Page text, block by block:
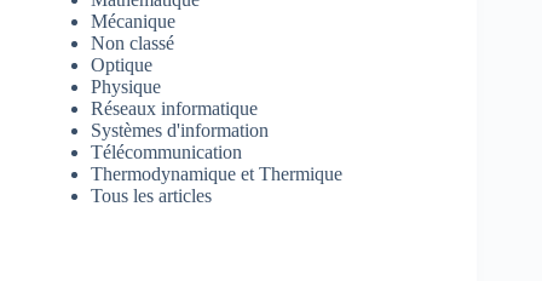
Mécanique
Non classé
Optique
Physique
Réseaux informatique
Systèmes d'information
Télécommunication
Thermodynamique et Thermique
Tous les articles